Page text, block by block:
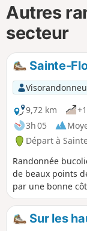
Autres
secteur
Sainte-
9,72 km
3h 05
Départ à
Randonnée
de beaux points
par une bonne
découvrir au
la vallée de la
la-Bataille.
Sur les